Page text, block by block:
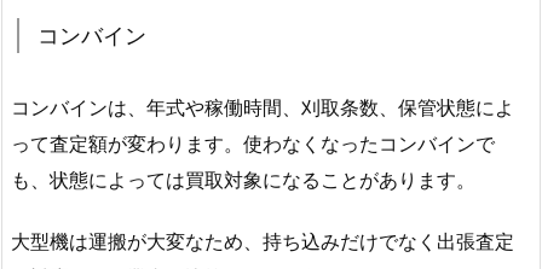
コンバイン
コンバインは、年式や稼働時間、刈取条数、保管状態によ
って査定額が変わります。使わなくなったコンバインで
も、状態によっては買取対象になることがあります。
大型機は運搬が大変なため、持ち込みだけでなく出張査定